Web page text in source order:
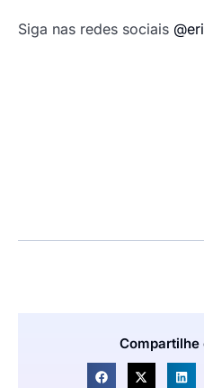
Siga nas redes sociais
Compartilhe